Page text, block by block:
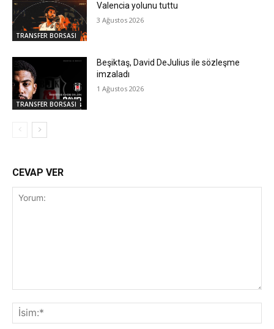
TRANSFER BORSASI
Valencia yolunu tuttu
3 Ağustos 2026
TRANSFER BORSASI
Beşiktaş, David DeJulius ile sözleşme
imzaladı
1 Ağustos 2026
CEVAP VER